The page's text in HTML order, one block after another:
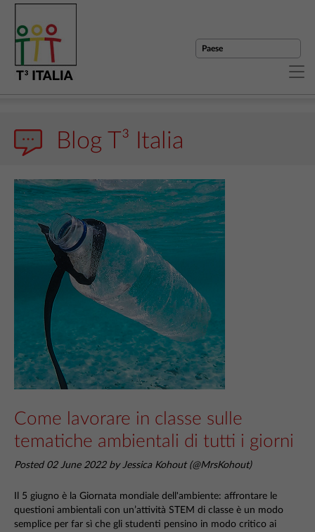
Blog T³ Italia
Come lavorare in classe sulle
tematiche ambientali di tutti i giorni
Posted 02 June 2022 by Jessica Kohout (@MrsKohout)
Il 5 giugno è la Giornata mondiale dell'ambiente: affrontare le
questioni ambientali con un’attività STEM di classe è un modo
semplice per far sì che gli studenti pensino in modo critico ai